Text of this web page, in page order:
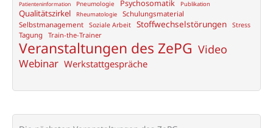
Patienteninformation Pneumologie Psychosomatik Publikation
Qualitätszirkel Rheumatologie
Schulungsmaterial
Selbstmanagement
Soziale Arbeit Stoffwechselstörungen Stress
Tagung Train-the-Trainer
Veranstaltungen des ZePG Video
Webinar Werkstattgespräche